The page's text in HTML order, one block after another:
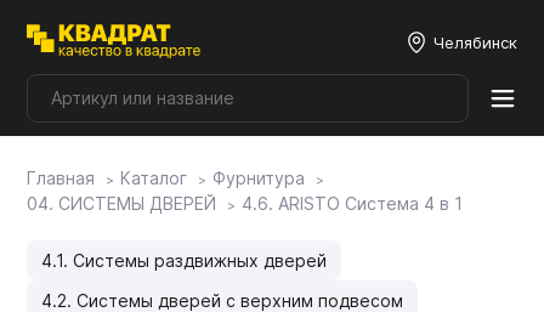
Челябинск
Плитные материалы
Фурнитура
Главная Каталог
Фурнитура
04. СИСТЕМЫ ДВЕРЕЙ
4.6. ARISTO Система 4 в 1
4.1. Системы раздвижных дверей
4.2. Системы дверей с верхним подвесом